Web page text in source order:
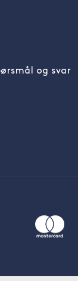
og svar